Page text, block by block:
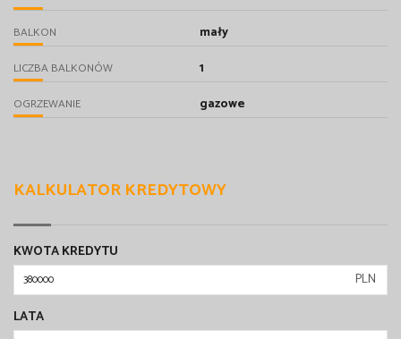
BALKON mały
LICZBA BALKONÓW 1
OGRZEWANIE gazowe
KALKULATOR KREDYTOWY
KWOTA KREDYTU
PLN
LATA